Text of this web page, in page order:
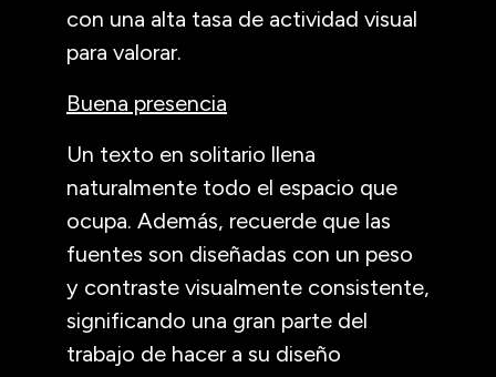
con una alta tasa de actividad visual
para valorar.
Buena presencia
Un texto en solitario llena
naturalmente todo el espacio que
ocupa. Además, recuerde que las
fuentes son diseñadas con un peso
y contraste visualmente consistente,
significando una gran parte del
trabajo de hacer a su diseño